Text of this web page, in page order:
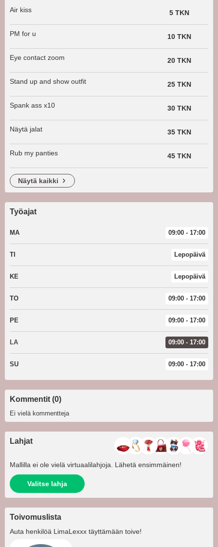
Air kiss 5 TKN
PM for u 10 TKN
Eye contact zoom 20 TKN
Stand up and show outfit 25 TKN
Spank ass x10 30 TKN
Näytä jalat 35 TKN
Rub my panties 45 TKN
näytä kaikki
Työajat
MA 09:00 - 17:00
TI Lepopäivä
KE Lepopäivä
TO 09:00 - 17:00
PE 09:00 - 17:00
LA 09:00 - 17:00
SU 09:00 - 17:00
Kommentit (0)
Ei vielä kommentteja
Lahjat
Mallilla ei ole vielä virtuaalilahjoja. Lähetä ensimmäinen!
Valitse lahja
Toivomuslista
Auta henkilöä LimaLexxx täyttämään toive!